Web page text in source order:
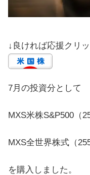
↓良ければ応援クリ
7月の投資分として
MXS米株S&P500（
MXS全世界株式（
を購入しました。